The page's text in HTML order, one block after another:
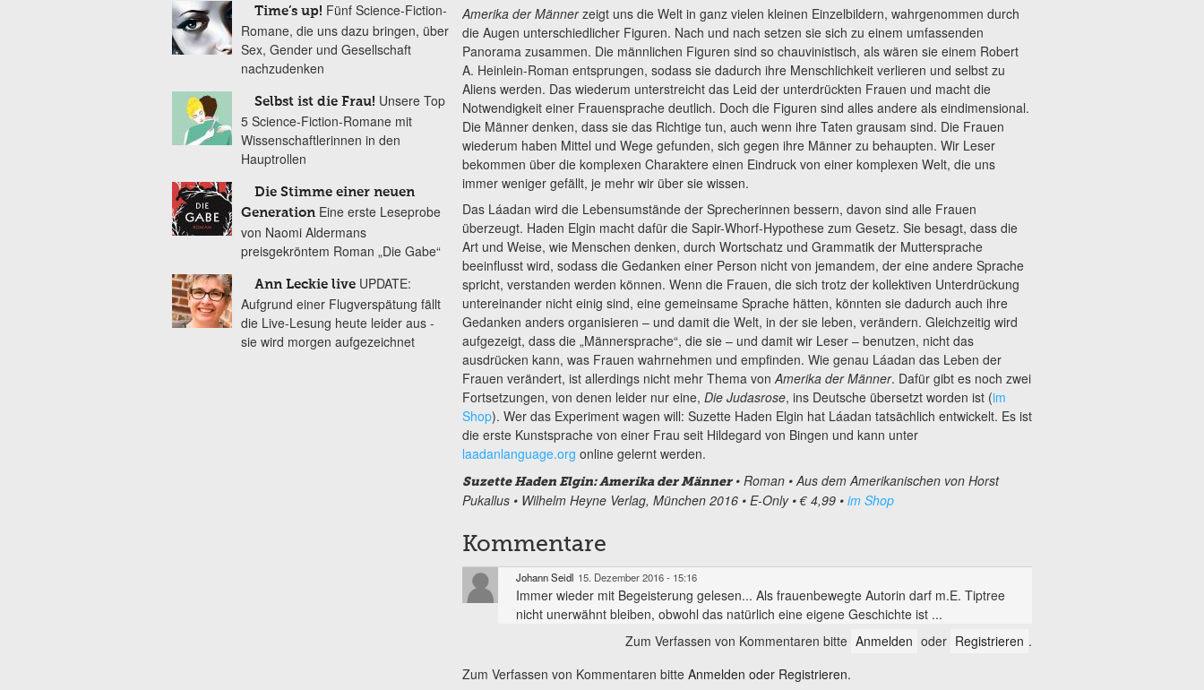
Amerika der Männerzeigt uns die Welt in ganz vielen kleinen Einzelbildern, wahrgenommen durch
die Augen unterschiedlicher Figuren. Nach und nach setzen sie sich zu einem umfassenden
Panorama zusammen. Die männlichen Figuren sind so chauvinistisch, als wären sie einem Robert
A. Heinlein-Roman entsprungen, sodass sie dadurch ihre Menschlichkeit verlieren und selbst zu
Aliens werden. Das wiederum unterstreicht das Leid der unterdrückten Frauen und macht die
Notwendigkeit einer Frauensprache deutlich. Doch die Figuren sind alles andere als eindimensional.
Die Männer denken, dass sie das Richtige tun, auch wenn ihre Taten grausam sind. Die Frauen
wiederum haben Mittel und Wege gefunden, sich gegen ihre Männer zu behaupten. Wir Leser
bekommen über die komplexen Charaktere einen Eindruck von einer komplexen Welt, die uns
immer weniger gefällt, je mehr wir über sie wissen.
Das Láadan wird die Lebensumstände der Sprecherinnen bessern, davon sind alle Frauen
überzeugt. Haden Elgin macht dafür die Sapir-Whorf-Hypothese zum Gesetz. Sie besagt, dass die
Art und Weise, wie Menschen denken, durch Wortschatz und Grammatik der Muttersprache
beeinflusst wird, sodass die Gedanken einer Person nicht von jemandem, der eine andere Sprache
spricht, verstanden werden können. Wenn die Frauen, die sich trotz der kollektiven Unterdrückung
untereinander nicht einig sind, eine gemeinsame Sprache hätten, könnten sie dadurch auch ihre
Gedanken anders organisieren – und damit die Welt, in der sie leben, verändern. Gleichzeitig wird
aufgezeigt, dass die „Männersprache“, die sie – und damit wir Leser – benutzen, nicht das
ausdrücken kann, was Frauen wahrnehmen und empfinden. Wie genau Láadan das Leben der
Frauen verändert, ist allerdings nicht mehr Thema vonAmerika der Männer. Dafür gibt es noch zwei
Fortsetzungen, von denen leider nur eine, Die Judasrose, ins Deutsche übersetzt worden ist (im
Shop). Wer das Experiment wagen will: Suzette Haden Elgin hat Láadan tatsächlich entwickelt. Es ist
die erste Kunstsprache von einer Frau seit Hildegard von Bingen und kann unter
laadanlanguage.org online gelernt werden.
Suzette Haden Elgin: Amerika der Männer• Roman • Aus dem Amerikanischen von Horst
Pukallus • Wilhelm Heyne Verlag, München 2016 • E-Only • € 4,99 • im Shop
Kommentare
Johann Seidl 15. Dezember 2016 - 15:16
Immer wieder mit Begeisterung gelesen... Als frauenbewegte Autorin darf m.E. Tiptree
nicht unerwähnt bleiben, obwohl das natürlich eine eigene Geschichte ist ...
Zum Verfassen von Kommentaren bitte Anmelden oder Registrieren .
Zum Verfassen von Kommentaren bitte Anmelden oder Registrieren.
Time’s up! Fünf Science-Fiction-
Romane, die uns dazu bringen, über
Sex, Gender und Gesellschaft
nachzudenken
Selbst ist die Frau! Unsere Top
5 Science-Fiction-Romane mit
Wissenschaftlerinnen in den
Hauptrollen
Die Stimme einer neuen
Generation Eine erste Leseprobe
von Naomi Aldermans
preisgekröntem Roman „Die Gabe“
Ann Leckie live UPDATE:
Aufgrund einer Flugverspätung fällt
die Live-Lesung heute leider aus -
sie wird morgen aufgezeichnet